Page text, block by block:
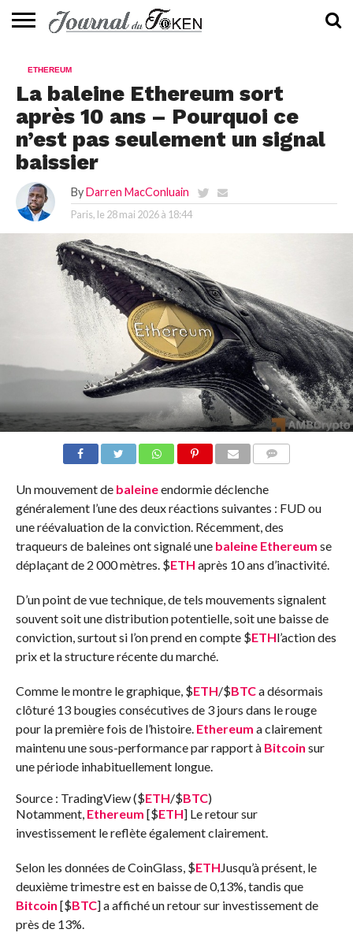
📰
EVALUATION
GUIDE
TENDANCES
À
CONTACTEZ-
ETHEREUM
La baleine Ethereum sort
après 10 ans – Pourquoi ce
n’est pas seulement un signal
baissier
By Darren MacConluain
Paris, le 28 mai 2026 à 18:44
Un mouvement de baleineendormie déclenche
généralement l’une des deux réactions suivantes : FUD ou
une réévaluation de la conviction. Récemment, des
traqueurs de baleines ont signalé une baleine Ethereum se
déplaçant de 2 000 mètres. $ETH après 10 ans d’inactivité.
D’un point de vue technique, de tels mouvements signalent
souvent soit une distribution potentielle, soit une baisse de
conviction, surtout si l’on prend en compte $ETHl’action des
prix et la structure récente du marché.
Comme le montre le graphique, $ETH/$BTCa désormais
clôturé 13 bougies consécutives de 3 jours dans le rouge
pour la première fois de l’histoire. Ethereum a clairement
maintenu une sous-performance par rapport à Bitcoin sur
une période inhabituellement longue.
Source : TradingView ($ETH/$BTC)
Notamment, Ethereum [$ETH] Le retour sur
investissement le reflète également clairement.
Selon les données de CoinGlass, $ETHJusqu’à présent, le
deuxième trimestre est en baisse de 0,13%, tandis que
Bitcoin [$BTC] a affiché un retour sur investissement de
près de 13%.